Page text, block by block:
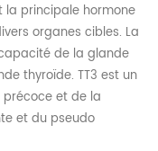
la principale hormone
organes cibles. La
de la glande
thyroïde. TT3 est un
et de la
et du pseudo